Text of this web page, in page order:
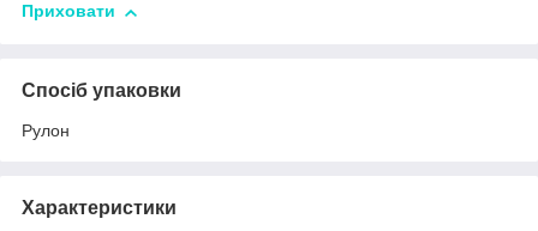
Приховати
Спосіб упаковки
Рулон
Характеристики